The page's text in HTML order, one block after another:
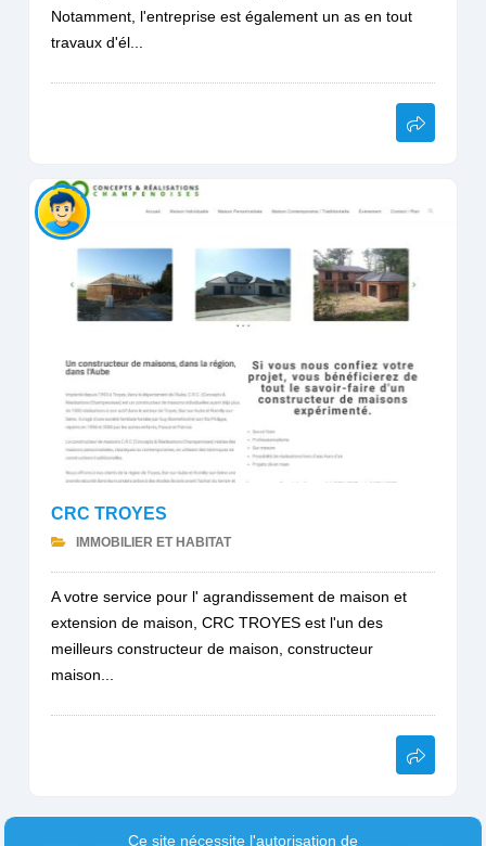
Notamment, l'entreprise est également un as en tout
travaux d'él...
CRC TROYES
IMMOBILIER ET HABITAT
A votre service pour l' agrandissement de maison et
extension de maison, CRC TROYES est l'un des
meilleurs constructeur de maison, constructeur
maison...
Ce site nécessite l'autorisation de